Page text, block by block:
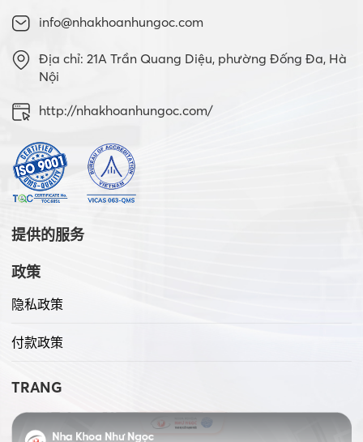
info@nhakhoanhungoc.com
Địa chỉ: 21A Trần Quang Diệu, phường Đống Đa, Hà
Nội
http://nhakhoanhungoc.com/
提供的服务
政策
隐私政策
付款政策
TRANG